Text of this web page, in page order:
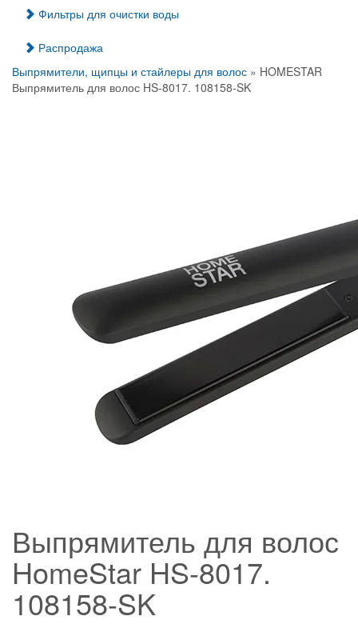
Фильтры для очистки воды
Распродажа
Выпрямители, щипцы и стайлеры для волос » HOMESTAR
Выпрямитель для волос HS-8017. 108158-SK
Выпрямитель для волос
HomeStar HS-8017.
108158-SK